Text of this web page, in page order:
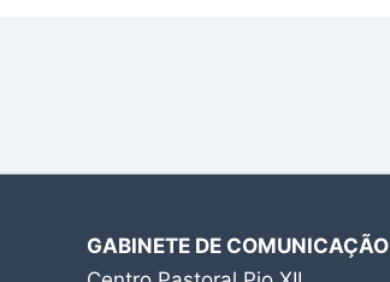
GABINETE DE COMUNICAÇÃO